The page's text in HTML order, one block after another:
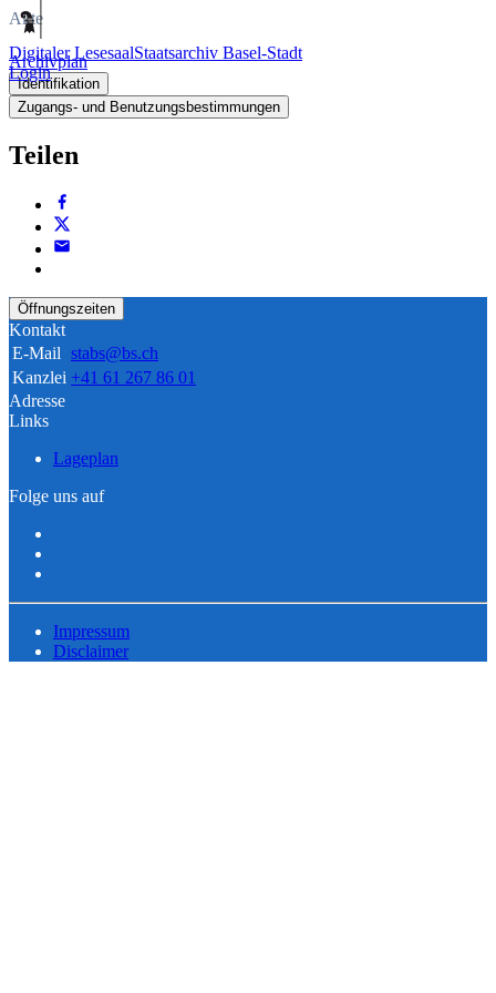
Digitaler LesesaalStaatsarchiv Basel-Stadt
Login
Akte
Archivplan
Identifikation
Zugangs- und Benutzungsbestimmungen
Teilen
Öffnungszeiten
Kontakt
E-Mail stabs@bs.ch
Kanzlei +41 61 267 86 01
Adresse
Links
Lageplan
Folge uns auf
Impressum
Disclaimer